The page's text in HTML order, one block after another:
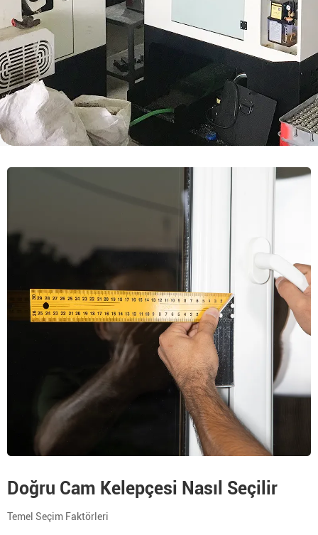
Doğru Cam Kelepçesi Nasıl Seçilir
Temel Seçim Faktörleri